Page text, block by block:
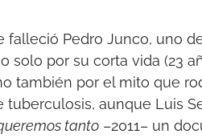
falleció Pedro Junco, uno
solo por su corta vida (23
también por el mito que
tuberculosis, aunque Luis
tanto –2011– un